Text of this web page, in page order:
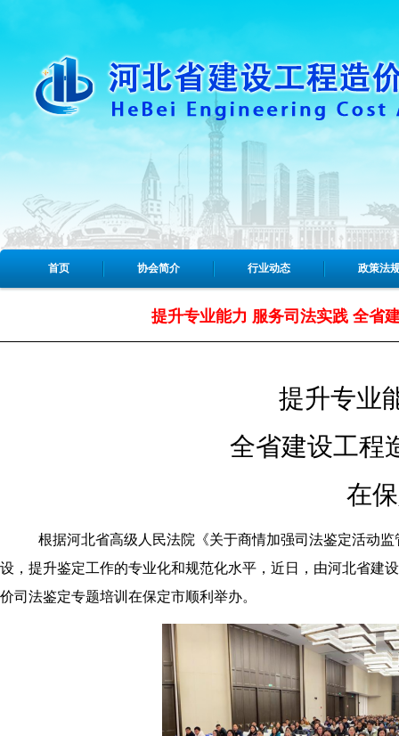
首页 协会简介 行业动态 政策法
提升专业能力 服务司法实践 全省
提升专业
全省建设工程
在
根据河北省高级人民法院《关于商情加强司法鉴定活动
设，提升鉴定工作的专业化和规范化水平，近日， 由河北省建
价司法鉴定专题培训在保定市顺利举办。